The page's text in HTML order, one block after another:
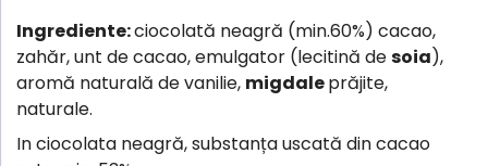
Ingrediente:ciocolată neagră (min.60%) cacao,
zahăr, unt de cacao, emulgator (lecitină desoia),
aromă naturală de vanilie, migdaleprăjite,
naturale.
In ciocolata neagră, substanța uscată din cacao